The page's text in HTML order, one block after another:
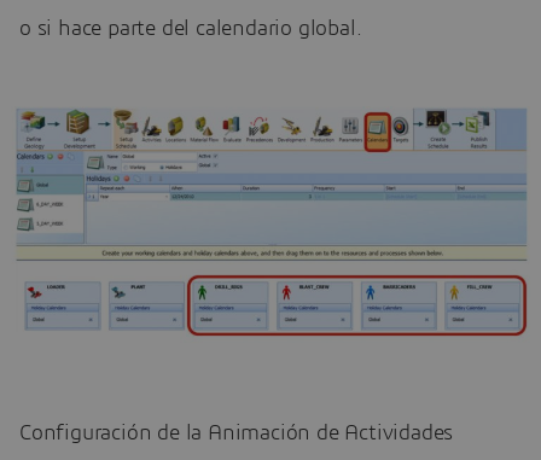
o si hace parte del calendario global.
Configuración de la Animación de Actividades